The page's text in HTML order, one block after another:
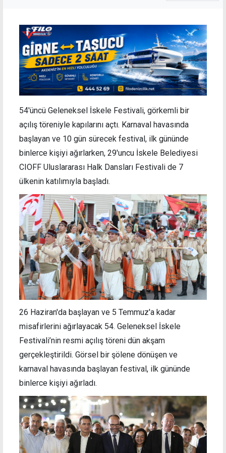
54'üncü Geleneksel İskele Festivali, görkemli bir
açılış töreniyle kapılarını açtı. Karnaval havasında
başlayan ve 10 gün sürecek festival, ilk gününde
binlerce kişiyi ağırlarken, 29'uncu İskele Belediyesi
CIOFF Uluslararası Halk Dansları Festivali de 7
ülkenin katılımıyla başladı.
26 Haziran'da başlayan ve 5 Temmuz'a kadar
misafirlerini ağırlayacak 54. Geleneksel İskele
Festivali’nin resmi açılış töreni dün akşam
gerçekleştirildi. Görsel bir şölene dönüşen ve
karnaval havasında başlayan festival, ilk gününde
binlerce kişiyi ağırladı.